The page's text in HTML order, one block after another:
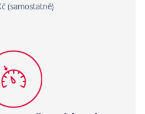
(samostatně)